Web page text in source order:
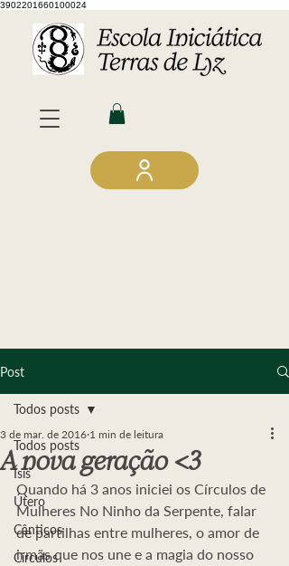
3902201660100024
Post
Todos posts
Ísis
Útero
Cânticos
Círculos
Todos posts
A nova geração <3
3 de mar. de 2016 1 min de leitura
Quando há 3 anos iniciei os Círculos de
Mulheres No Ninho da Serpente, falar
de partilhas entre mulheres, o amor de
irmãs que nos une e a magia do nosso